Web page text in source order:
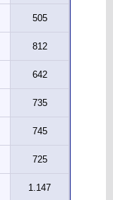
505
812
642
735
745
725
1.147